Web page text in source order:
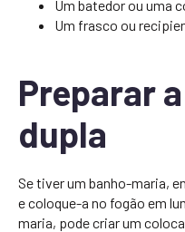
Um batedor ou uma
Um frasco ou
Preparar
dupla
Se tiver um banho-maria,
e coloque-a no fogão em
maria, pode criar um